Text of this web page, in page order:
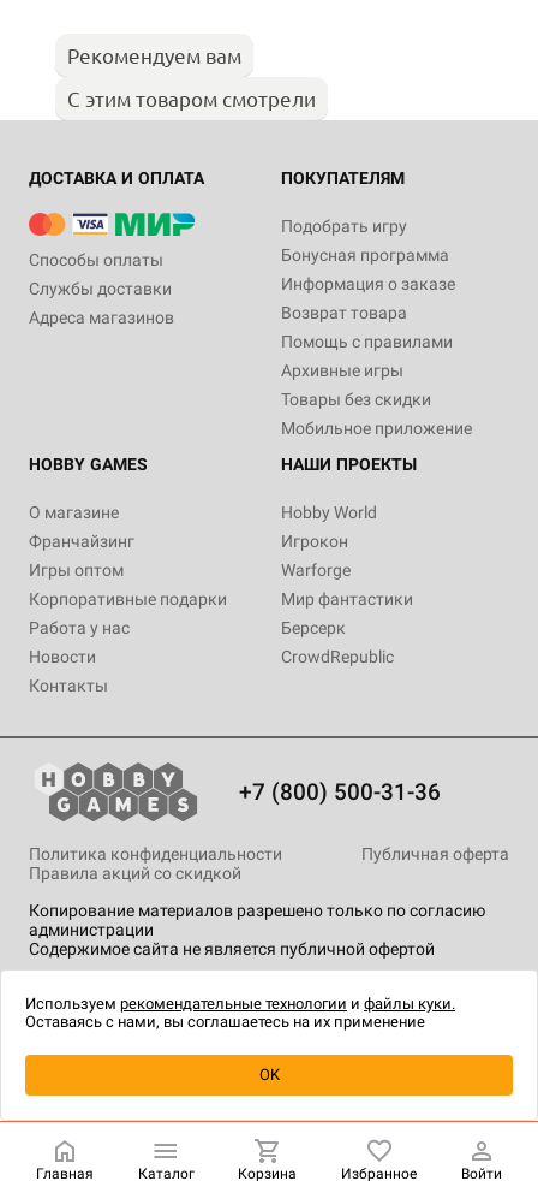
Уведомить о наличии
Рекомендуем вам
С этим товаром смотрели
ДОСТАВКА И ОПЛАТА
Способы оплаты
Службы доставки
Адреса магазинов
ПОКУПАТЕЛЯМ
Подобрать игру
Бонусная программа
Информация о заказе
Возврат товара
Помощь с правилами
Архивные игры
Товары без скидки
Мобильное приложение
HOBBY GAMES
О магазине
Франчайзинг
Игры оптом
Корпоративные подарки
Работа у нас
Новости
Контакты
НАШИ ПРОЕКТЫ
Hobby World
Игрокон
Warforge
Мир фантастики
Берсерк
CrowdRepublic
+7 (800) 500-31-36
Копирование материалов разрешено только по согласию
администрации
Содержимое сайта не является публичной офертой
Политика конфиденциальности
Публичная оферта
Правила акций со скидкой
технологии.
Главная Каталог Корзина Избранное Войти
Используем рекомендательные технологии и файлы куки.
Оставаясь с нами, вы соглашаетесь на их применение
OK